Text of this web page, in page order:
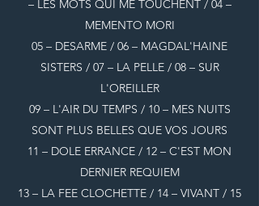
– LES MOTS QUI ME TOUCHENT / 04 –
MEMENTO MORI
05 – DESARME / 06 – MAGDAL'HAINE
SISTERS / 07 – LA PELLE / 08 – SUR
L'OREILLER
09 – L'AIR DU TEMPS / 10 – MES NUITS
SONT PLUS BELLES QUE VOS JOURS
11 – DOLE ERRANCE / 12 – C'EST MON
DERNIER REQUIEM
13 – LA FEE CLOCHETTE / 14 – VIVANT / 15